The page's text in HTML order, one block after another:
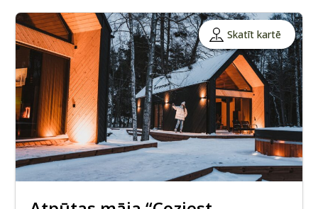
Skatīt kartē